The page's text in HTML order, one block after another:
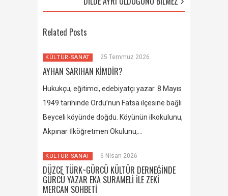
Related Posts
KÜLTÜR-SANAT 25 Temmuz 2026
AYHAN SARIHAN KİMDİR?
Hukukçu, eğitimci, edebiyatçı yazar. 8 Mayıs
1949 tarihinde Ordu’nun Fatsa ilçesine bağlı
Beyceli köyünde doğdu. Köyünün ilkokulunu,
Akpınar İlköğretmen Okulunu,…
KÜLTÜR-SANAT 6 Nisan 2026
DÜZCE TÜRK~GÜRCÜ KÜLTÜR DERNEĞİNDE
GÜRCÜ YAZAR EKA SURAMELİ İLE ZEKİ
MERCAN SOHBETİ